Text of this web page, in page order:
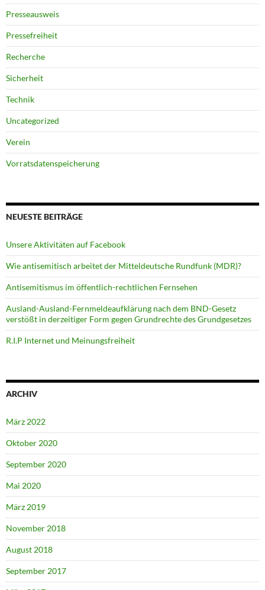
Presseausweis
Pressefreiheit
Recherche
Sicherheit
Technik
Uncategorized
Verein
Vorratsdatenspeicherung
NEUESTE BEITRÄGE
Unsere Aktivitäten auf Facebook
Wie antisemitisch arbeitet der Mitteldeutsche Rundfunk (MDR)?
Antisemitismus im öffentlich-rechtlichen Fernsehen
Ausland-Ausland-Fernmeldeaufklärung nach dem BND-Gesetz
verstößt in derzeitiger Form gegen Grundrechte des Grundgesetzes
R.I.P Internet und Meinungsfreiheit
ARCHIV
März 2022
Oktober 2020
September 2020
Mai 2020
März 2019
November 2018
August 2018
September 2017